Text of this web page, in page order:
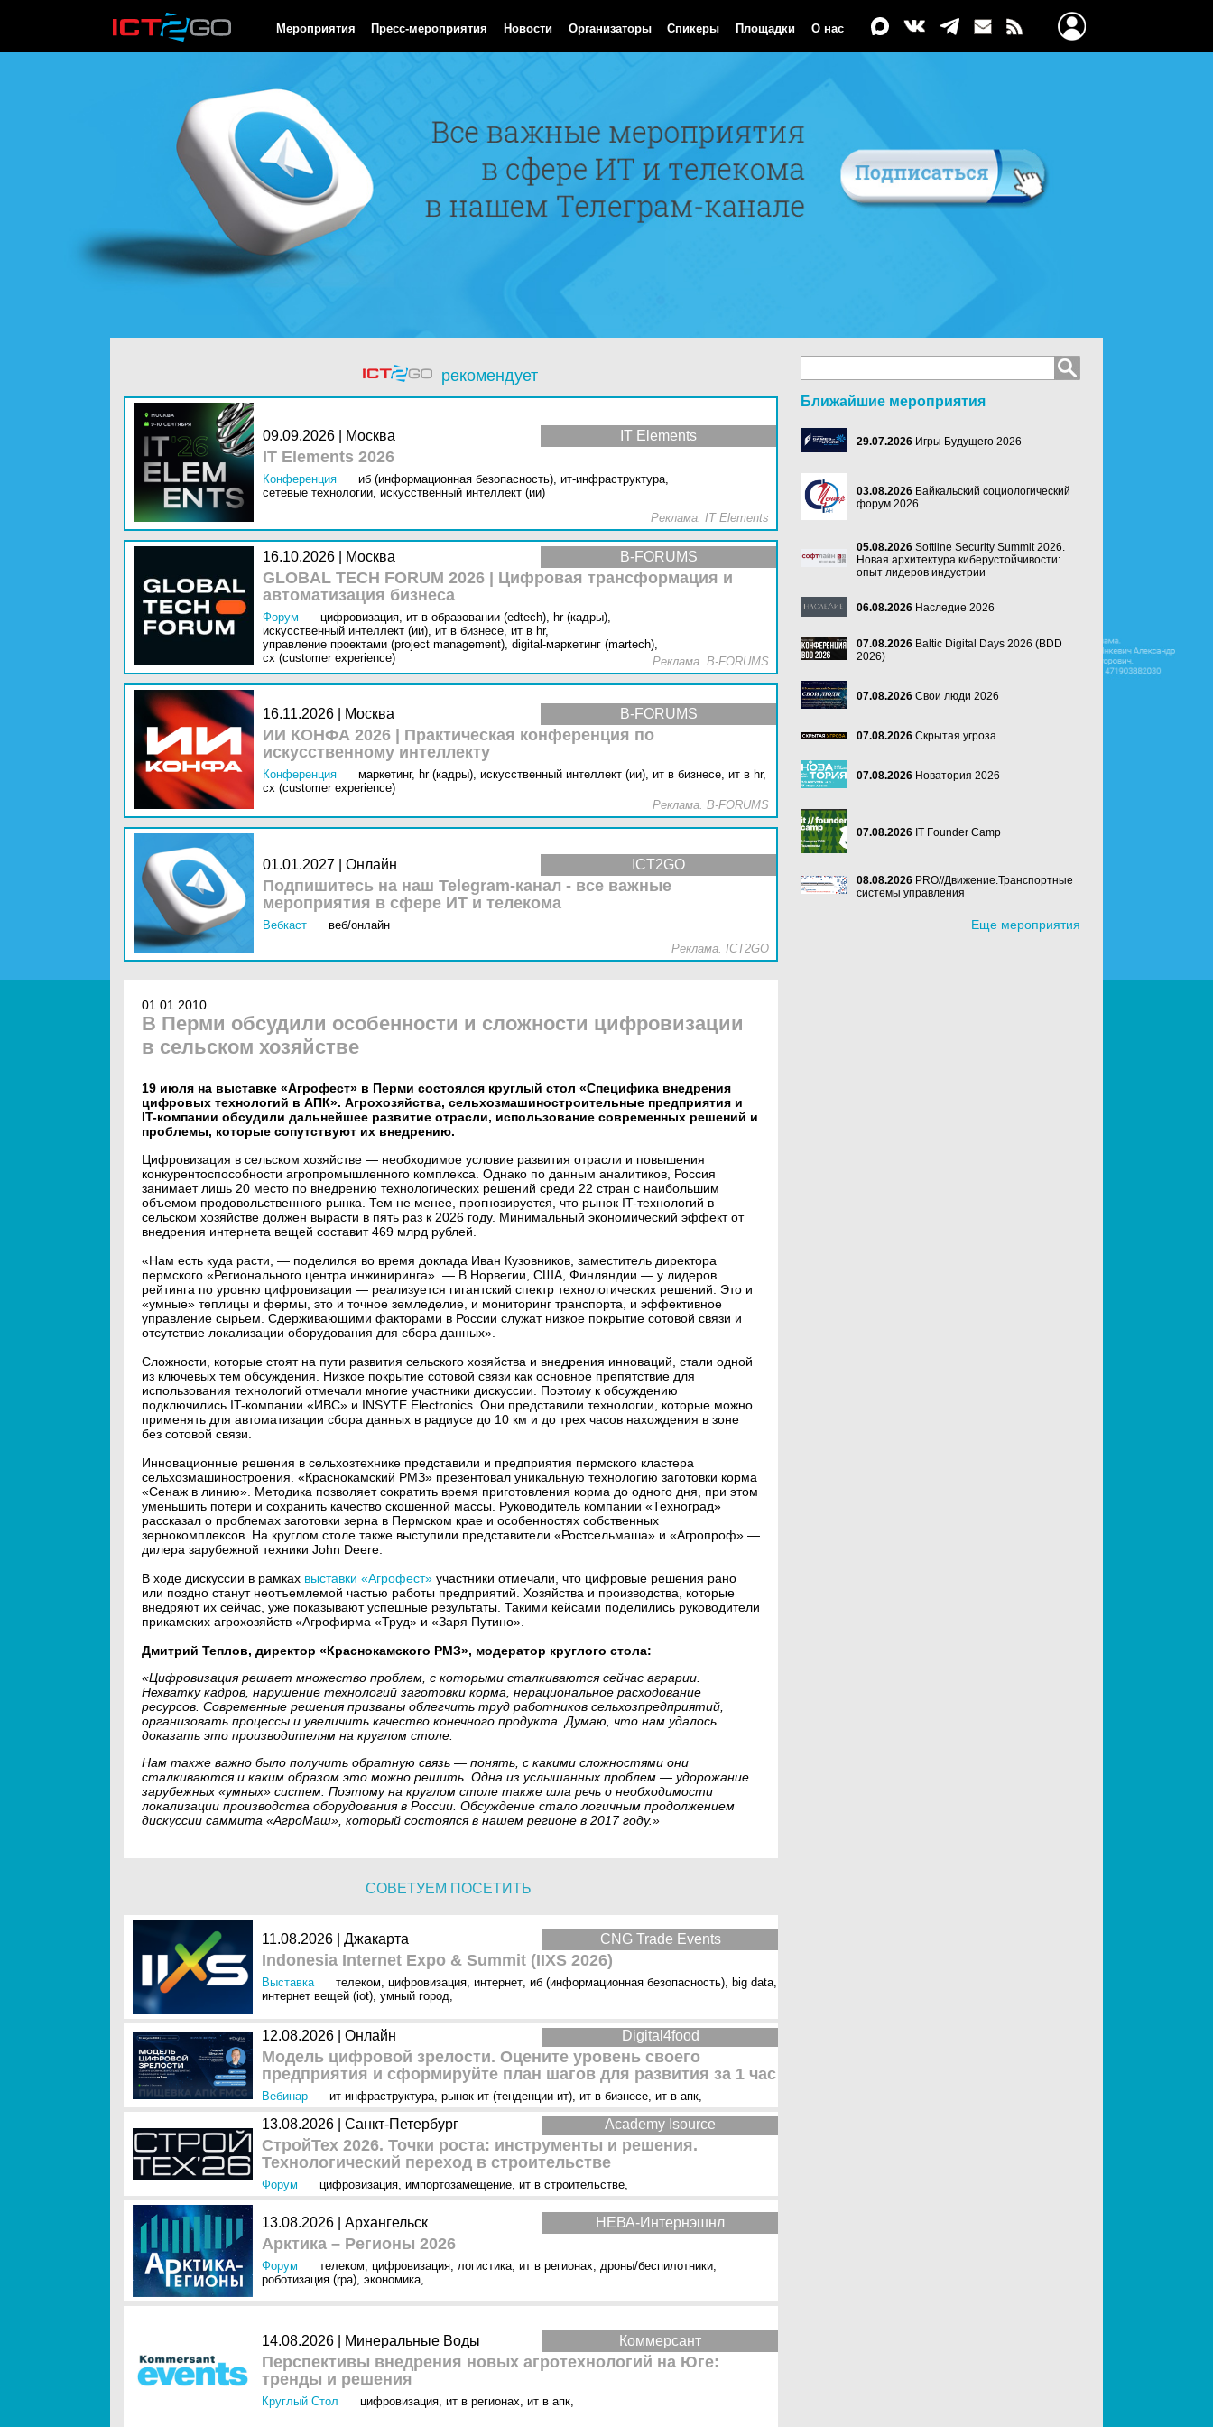
Мероприятия Пресс-мероприятия Новости Организаторы Спикеры Площадки О нас
рекомендует
IT Elements
09.09.2026 | Москва
IT Elements 2026
Конференция иб (информационная безопасность), ит-инфраструктура,
сетевые технологии, искусственный интеллект (ии)
Реклама. IT Elements
B-FORUMS
16.10.2026 | Москва
GLOBAL TECH FORUM 2026 | Цифровая трансформация и
автоматизация бизнеса
Форум цифровизация, ит в образовании (edtech), hr (кадры),
искусственный интеллект (ии), ит в бизнесе, ит в hr,
управление проектами (project management), digital-маркетинг (martech),
cx (customer experience)
Реклама. B-FORUMS
B-FORUMS
16.11.2026 | Москва
ИИ КОНФА 2026 | Практическая конференция по
искусственному интеллекту
Конференция маркетинг, hr (кадры), искусственный интеллект (ии), ит в бизнесе, ит в hr,
cx (customer experience)
Реклама. B-FORUMS
ICT2GO
01.01.2027 | Онлайн
Подпишитесь на наш Telegram-канал - все важные
мероприятия в сфере ИТ и телекома
Вебкаст
веб/онлайн
Реклама. ICT2GO
01.01.2010
В Перми обсудили особенности и сложности цифровизации
в сельском хозяйстве
19 июля на выставке «Агрофест» в Перми состоялся круглый стол «Специфика внедрения
цифровых технологий в АПК». Агрохозяйства, сельхозмашиностроительные предприятия и
IT-компании обсудили дальнейшее развитие отрасли, использование современных решений и
проблемы, которые сопутствуют их внедрению.
Цифровизация в сельском хозяйстве — необходимое условие развития отрасли и повышения
конкурентоспособности агропромышленного комплекса. Однако по данным аналитиков, Россия
занимает лишь 20 место по внедрению технологических решений среди 22 стран с наибольшим
объемом продовольственного рынка. Тем не менее, прогнозируется, что рынок IT-технологий в
сельском хозяйстве должен вырасти в пять раз к 2026 году. Минимальный экономический эффект от
внедрения интернета вещей составит 469 млрд рублей.
«Нам есть куда расти, — поделился во время доклада Иван Кузовников, заместитель директора
пермского «Регионального центра инжиниринга». — В Норвегии, США, Финляндии — у лидеров
рейтинга по уровню цифровизации — реализуется гигантский спектр технологических решений. Это и
«умные» теплицы и фермы, это и точное земледелие, и мониторинг транспорта, и эффективное
управление сырьем. Сдерживающими факторами в России служат низкое покрытие сотовой связи и
отсутствие локализации оборудования для сбора данных».
Сложности, которые стоят на пути развития сельского хозяйства и внедрения инноваций, стали одной
из ключевых тем обсуждения. Низкое покрытие сотовой связи как основное препятствие для
использования технологий отмечали многие участники дискуссии. Поэтому к обсуждению
подключились IT-компании «ИВС» и INSYTE Electronics. Они представили технологии, которые можно
применять для автоматизации сбора данных в радиусе до 10 км и до трех часов нахождения в зоне
без сотовой связи.
Инновационные решения в сельхозтехнике представили и предприятия пермского кластера
сельхозмашиностроения. «Краснокамский РМЗ» презентовал уникальную технологию заготовки корма
«Сенаж в линию». Методика позволяет сократить время приготовления корма до одного дня, при этом
уменьшить потери и сохранить качество скошенной массы. Руководитель компании «Техноград»
рассказал о проблемах заготовки зерна в Пермском крае и особенностях собственных
зернокомплексов. На круглом столе также выступили представители «Ростсельмаша» и «Агропроф» —
дилера зарубежной техники John Deere.
В ходе дискуссии в рамках выставки «Агрофест» участники отмечали, что цифровые решения рано
или поздно станут неотъемлемой частью работы предприятий. Хозяйства и производства, которые
внедряют их сейчас, уже показывают успешные результаты. Такими кейсами поделились руководители
прикамских агрохозяйств «Агрофирма «Труд» и «Заря Путино».
Дмитрий Теплов, директор «Краснокамского РМЗ», модератор круглого стола:
«Цифровизация решает множество проблем, с которыми сталкиваются сейчас аграрии.
Нехватку кадров, нарушение технологий заготовки корма, нерациональное расходование
ресурсов. Современные решения призваны облегчить труд работников сельхозпредприятий,
организовать процессы и увеличить качество конечного продукта. Думаю, что нам удалось
доказать это производителям на круглом столе.
Нам также важно было получить обратную связь — понять, с какими сложностями они
сталкиваются и каким образом это можно решить. Одна из услышанных проблем — удорожание
зарубежных «умных» систем. Поэтому на круглом столе также шла речь о необходимости
локализации производства оборудования в России. Обсуждение стало логичным продолжением
дискуссии саммита «АгроМаш», который состоялся в нашем регионе в 2017 году.»
СОВЕТУЕМ ПОСЕТИТЬ
CNG Trade Events
11.08.2026 | Джакарта
Indonesia Internet Expo & Summit (IIXS 2026)
Выставка телеком, цифровизация, интернет, иб (информационная безопасность), big data,
интернет вещей (iot), умный город,
Digital4food
12.08.2026 | Онлайн
Модель цифровой зрелости. Оцените уровень своего
предприятия и сформируйте план шагов для развития за 1 час
Вебинар ит-инфраструктура, рынок ит (тенденции ит), ит в бизнесе, ит в апк,
Academy Isource
13.08.2026 | Санкт-Петербург
СтройТех 2026. Точки роста: инструменты и решения.
Технологический переход в строительстве
Форум цифровизация, импортозамещение, ит в строительстве,
НЕВА-Интернэшнл
13.08.2026 | Архангельск
Арктика – Регионы 2026
Форум телеком, цифровизация, логистика, ит в регионах, дроны/беспилотники,
роботизация (rpa), экономика,
Коммерсант
14.08.2026 | Минеральные Воды
Перспективы внедрения новых агротехнологий на Юге:
тренды и решения
Круглый Стол цифровизация, ит в регионах, ит в апк,
Ближайшие мероприятия
29.07.2026 Игры Будущего 2026
03.08.2026 Байкальский социологический
форум 2026
05.08.2026 Softline Security Summit 2026.
Новая архитектура киберустойчивости:
опыт лидеров индустрии
06.08.2026 Наследие 2026
07.08.2026 Baltic Digital Days 2026 (BDD
2026)
07.08.2026 Свои люди 2026
07.08.2026 Скрытая угроза
07.08.2026 Новатория 2026
07.08.2026 IT Founder Camp
08.08.2026 PRO//Движение.Транспортные
системы управления
Еще мероприятия